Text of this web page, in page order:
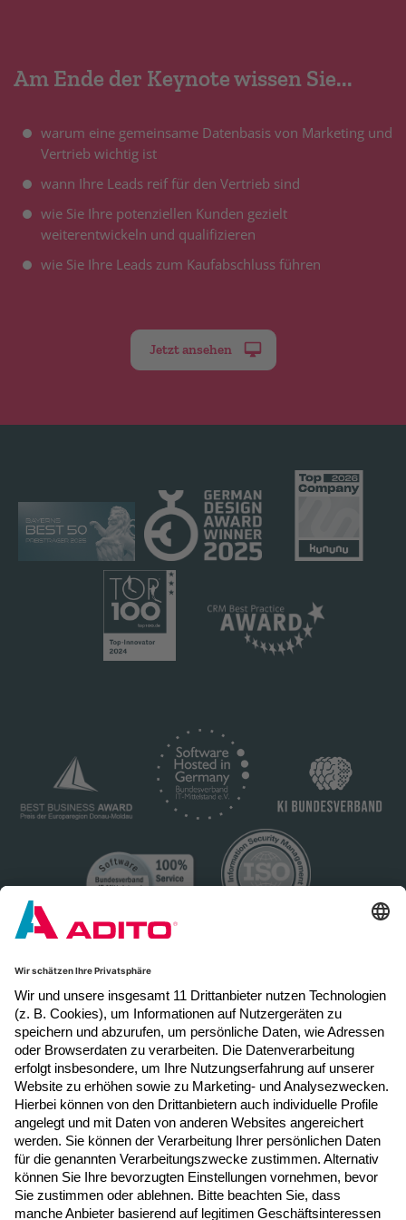
Am Ende der Keynote wissen Sie...
warum eine gemeinsame Datenbasis von Marketing und
Vertrieb wichtig ist
wann Ihre Leads reif für den Vertrieb sind
wie Sie Ihre potenziellen Kunden gezielt
weiterentwickeln und qualifizieren
wie Sie Ihre Leads zum Kaufabschluss führen
Jetzt ansehen
Newsletter Anmeldung
Melden Sie sich hier zum Newsletter an, um
neue Blogposts, Event- und Webinar-
Einladungen per E-Mail zu erhalten.
Jetzt anmelden